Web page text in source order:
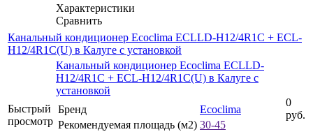
Характеристики
Сравнить
Канальный кондиционер Ecoclima ECLLD-H12/4R1C + ECL-
H12/4R1C(U) в Калуге с установкой
Быстрый
просмотр
Канальный кондиционер Ecoclima ECLLD-
H12/4R1C + ECL-H12/4R1C(U) в Калуге с
установкой
Бренд
Ecoclima
Рекомендуемая площадь (м2) 30-45
0
руб.